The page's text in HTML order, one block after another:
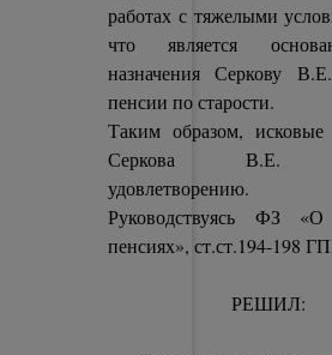
работах с тяжелыми
что является
назначения Серкову
пенсии по старости.
Таким образом, исковые
Серкова В.Е.
удовлетворению.
Руководствуясь ФЗ «О
пенсиях», ст.ст.194-198
РЕШИЛ: